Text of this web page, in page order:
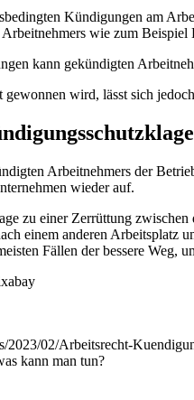
Kündigungen am
wie zum
kann gekündigten
wird, lässt sich
Arbeitnehmers der
wieder auf.
zu einer Zerrüttung zwischen
einem anderen Arbeitsplatz
Fällen der bessere Weg,
2023/02/Arbeitsrecht-
kann man tun?